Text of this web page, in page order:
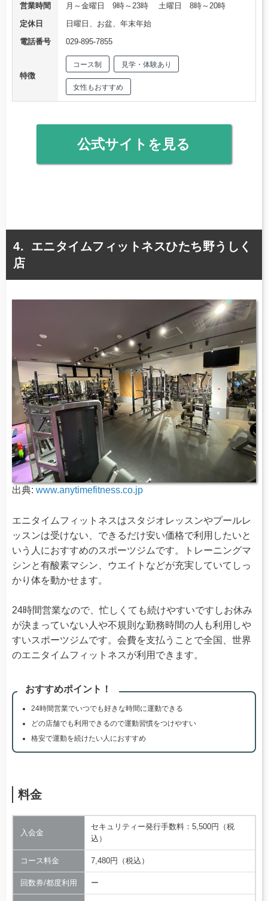
営業時間
月～金曜日 9時～23時 土曜日 8時～20時
定休日
日曜日、お盆、年末年始
電話番号
029-895-7855
特徴
コース制 見学・体験あり
女性もおすすめ
公式サイトを見る
エニタイムフィットネスひたち野うしく
店
出典: www.anytimefitness.co.jp
エニタイムフィットネスはスタジオレッスンやプールレ
ッスンは受けない、できるだけ安い価格で利用したいと
いう人におすすめのスポーツジムです。トレーニングマ
シンと有酸素マシン、ウエイトなどが充実していてしっ
かり体を動かせます。
24時間営業なので、忙しくても続けやすいですしお休み
が決まっていない人や不規則な勤務時間の人も利用しや
すいスポーツジムです。会費を支払うことで全国、世界
のエニタイムフィットネスが利用できます。
おすすめポイント！
24時間営業でいつでも好きな時間に運動できる
どの店舗でも利用できるので運動習慣をつけやすい
格安で運動を続けたい人におすすめ
料金
入会金
セキュリティー発行手数料：5,500円（税
込）
コース料金 7,480円（税込）
回数券/都度利用 ー